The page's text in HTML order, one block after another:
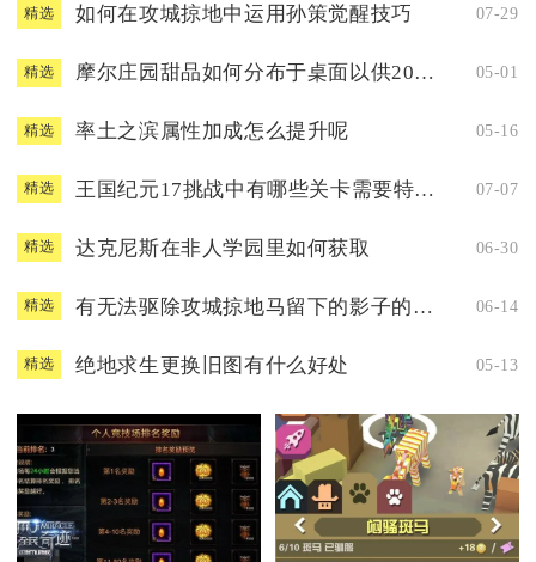
精选 如何在攻城掠地中运用孙策觉醒技巧 07-29
精选 摩尔庄园甜品如何分布于桌面以供20人享用 05-01
精选 率土之滨属性加成怎么提升呢 05-16
精选 王国纪元17挑战中有哪些关卡需要特别注意 07-07
精选 达克尼斯在非人学园里如何获取 06-30
精选 有无法驱除攻城掠地马留下的影子的方法 06-14
精选 绝地求生更换旧图有什么好处 05-13